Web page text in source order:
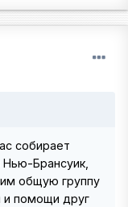
собирает
Брансуик,
общую группу
и помощи друг